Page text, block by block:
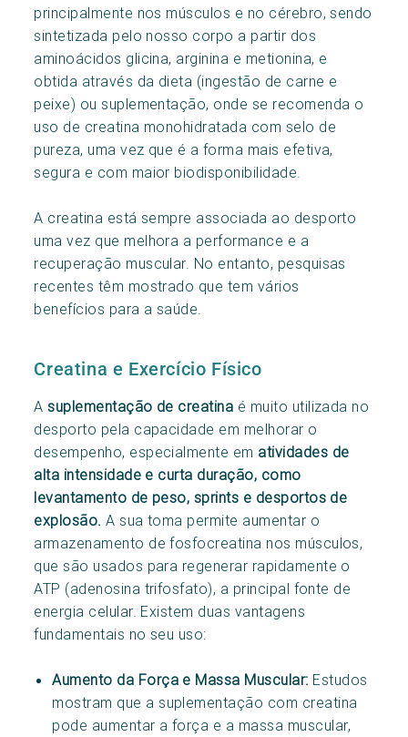
principalmente nos músculos e no cérebro, sendo
sintetizada pelo nosso corpo a partir dos
aminoácidos glicina, arginina e metionina, e
obtida através da dieta (ingestão de carne e
peixe) ou suplementação, onde se recomenda o
uso de creatina monohidratada com selo de
pureza, uma vez que é a forma mais efetiva,
segura e com maior biodisponibilidade.
A creatina está sempre associada ao desporto
uma vez que melhora a performance e a
recuperação muscular. No entanto, pesquisas
recentes têm mostrado que tem vários
benefícios para a saúde.
Creatina e Exercício Físico
Asuplementação de creatina é muito utilizada no
desporto pela capacidade em melhorar o
desempenho, especialmente em atividades de
alta intensidade e curta duração, como
levantamento de peso, sprints e desportos de
explosão. A sua toma permite aumentar o
armazenamento de fosfocreatina nos músculos,
que são usados para regenerar rapidamente o
ATP (adenosina trifosfato), a principal fonte de
energia celular. Existem duas vantagens
fundamentais no seu uso:
Aumento da Força e Massa Muscular: Estudos
mostram que a suplementação com creatina
pode aumentar a força e a massa muscular,